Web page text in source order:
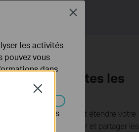
WiFi à toutes les
vous pouvez sans effort étendre votre
CPL pour diffuser et partager les
Close
les activités
pouvez vous
dans
être désactivés
Close